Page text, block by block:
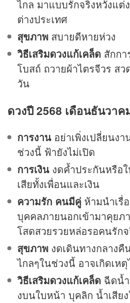
ไกล มาแบบรักจริงหวังแ
ต่างประเทศ
สุขภาพ สบายดีหายห่วง
วิธีเสริมดวงแก้เคล็ด สักก
โบสถ์ ถวายผ้าไตรจีวร ส
วัน
ดวงปี 2568 เดือนธันวาค
การงาน อย่าเพิ่งเปลี่ยนง
ช่วงนี้ ฟ้ายังไม่เปิด
การเงิน งดค้ำประกันหรือ
เสียทั้งเพื่อนและเงิน
ความรัก คนมีคู่ ห้ามนำเรื่
บุคคลภายนอกเข้ามาคุยภ
โสดสวยรวยหล่อรอคนรัก
สุขภาพ งดเดินทางกลาง
ไกลๆในช่วงนี้ อาจเกิดเห
วิธีเสริมดวงแก้เคล็ด ฉีดน้
งบนใบหน้า บุคลิก น้ำเสีย